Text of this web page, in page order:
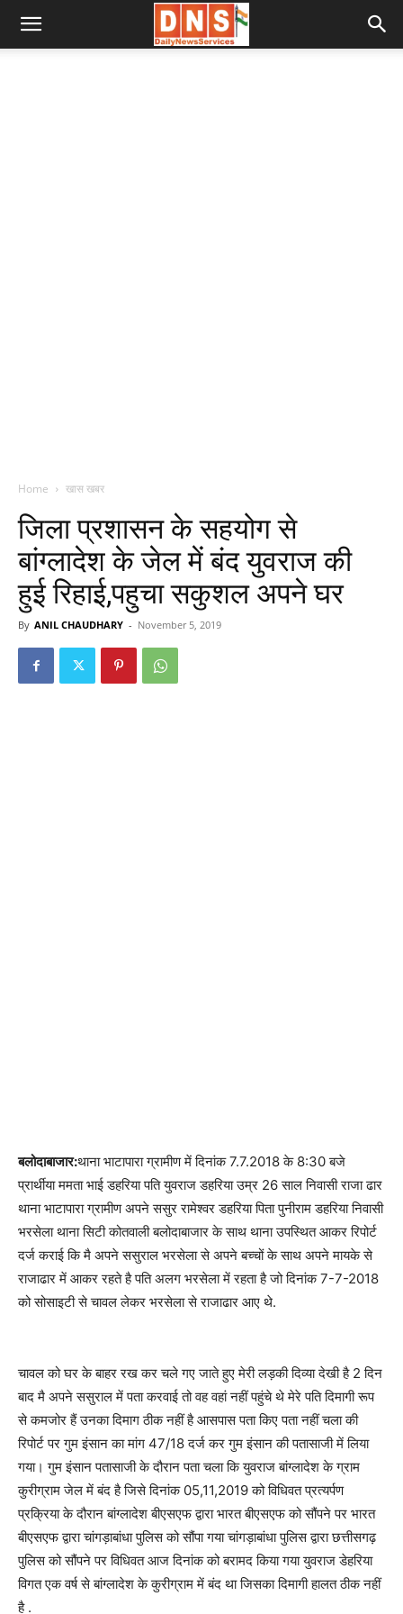
Home खास खबर
जिला प्रशासन के सहयोग से
बांग्लादेश के जेल में बंद युवराज की
हुई रिहाई,पहुचा सकुशल अपने घर
By ANIL CHAUDHARY - November 5, 2019
बलोदाबाजार:थाना भाटापारा ग्रामीण में दिनांक 7.7.2018 के 8:30 बजे
प्रार्थीया ममता भाई डहरिया पति युवराज डहरिया उम्र 26 साल निवासी राजा ढार
थाना भाटापारा ग्रामीण अपने ससुर रामेश्वर डहरिया पिता पुनीराम डहरिया निवासी
भरसेला थाना सिटी कोतवाली बलोदाबाजार के साथ थाना उपस्थित आकर रिपोर्ट
दर्ज कराई कि मै अपने ससुराल भरसेला से अपने बच्चों के साथ अपने मायके से
राजाढार में आकर रहते है पति अलग भरसेला में रहता है जो दिनांक 7-7-2018
को सोसाइटी से चावल लेकर भरसेला से राजाढार आए थे.
चावल को घर के बाहर रख कर चले गए जाते हुए मेरी लड़की दिव्या देखी है 2 दिन
बाद मै अपने ससुराल में पता करवाई तो वह वहां नहीं पहुंचे थे मेरे पति दिमागी रूप
से कमजोर हैं उनका दिमाग ठीक नहीं है आसपास पता किए पता नहीं चला की
रिपोर्ट पर गुम इंसान का मांग 47/18 दर्ज कर गुम इंसान की पतासाजी में लिया
गया। गुम इंसान पतासाजी के दौरान पता चला कि युवराज बांग्लादेश के ग्राम
कुरीग्राम जेल में बंद है जिसे दिनांक 05,11,2019 को विधिवत प्रत्यर्पण
प्रक्रिया के दौरान बांग्लादेश बीएसएफ द्वारा भारत बीएसएफ को सौंपने पर भारत
बीएसएफ द्वारा चांगड़ाबांधा पुलिस को सौंपा गया चांगड़ाबांधा पुलिस द्वारा छत्तीसगढ़
पुलिस को सौंपने पर विधिवत आज दिनांक को बरामद किया गया युवराज डेहरिया
विगत एक वर्ष से बांग्लादेश के कुरीग्राम में बंद था जिसका दिमागी हालत ठीक नहीं
है .